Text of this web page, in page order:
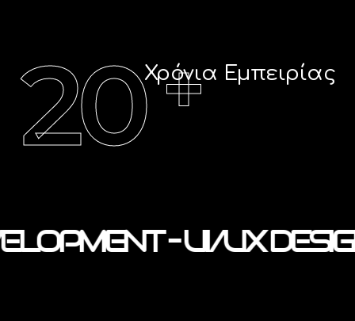
20 +
Χρόνια Εμπειρίας
– UI/UX DESIGN